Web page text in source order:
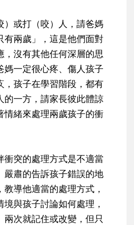
）或打（咬）人，請爸媽
有兩歲」，這是他們面對
，沒有其他任何深層的思
媽一定很心疼、傷人孩子
，孩子在學習階段，都有
的一方，請家長彼此體諒
情緒來處理兩歲孩子的衝
衝突的處理方式是不適當
嚴肅的告訴孩子錯誤的地
導他適當的處理方式，
與孩子討論如何處理，
兩次就記住或改變，但只